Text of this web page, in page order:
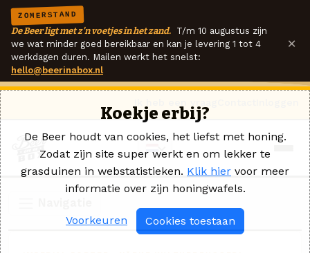
ZOMERSTAND
De Beer ligt met z'n voetjes in het zand. T/m 10 augustus zijn
we wat minder goed bereikbaar en kan je levering 1 tot 4
werkdagen duren. Mailen werkt het snelst:
hello@beerinabox.nl
×
Koekje erbij?
De Beer houdt van cookies, het liefst met honing.
Zodat zijn site super werkt en om lekker te
grasduinen in webstatistieken. Klik hier voor meer
informatie over zijn honingwafels.
Voorkeuren Cookies toestaan